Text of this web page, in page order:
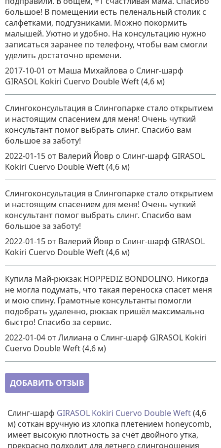
большое! В помещении есть пеленальный столик с
салфетками, подгузниками. Можно покормить
малышей. Уютно и удобно. На консультацию нужно
записаться заранее по телефону, чтобы вам смогли
уделить достаточно времени.
2017-10-01 от Маша Михайлова о Слинг-шарф
GIRASOL Kokiri Cuervo Double Weft (4,6 м)
Слингоконсультация в Слингопарке стало открытием
и настоящим спасением для меня! Очень чуткий
консультант помог выбрать слинг. Спасибо вам
большое за заботу!
2022-01-15 от Валерий Йовр о Слинг-шарф GIRASOL
Kokiri Cuervo Double Weft (4,6 м)
Слингоконсультация в Слингопарке стало открытием
и настоящим спасением для меня! Очень чуткий
консультант помог выбрать слинг. Спасибо вам
большое за заботу!
2022-01-15 от Валерий Йовр о Слинг-шарф GIRASOL
Kokiri Cuervo Double Weft (4,6 м)
Купила Май-рюкзак HOPPEDIZ BONDOLINO. Никогда
не могла подумать, что такая переноска спасет меня
и мою спину. Грамотные консультанты помогли
подобрать удаленно, рюкзак пришёл максимально
быстро! Спасибо за сервис.
2022-01-04 от Лилиана о Слинг-шарф GIRASOL Kokiri
Cuervo Double Weft (4,6 м)
ДОБАВИТЬ ОТЗЫВ
Слинг-шарф GIRASOL Kokiri Cuervo Double Weft(4,6
м) соткан вручную из хлопка плетением honeycomb,
имеет высокую плотность за счёт двойного утка,
прекрасно подходит для летнего слингоношения